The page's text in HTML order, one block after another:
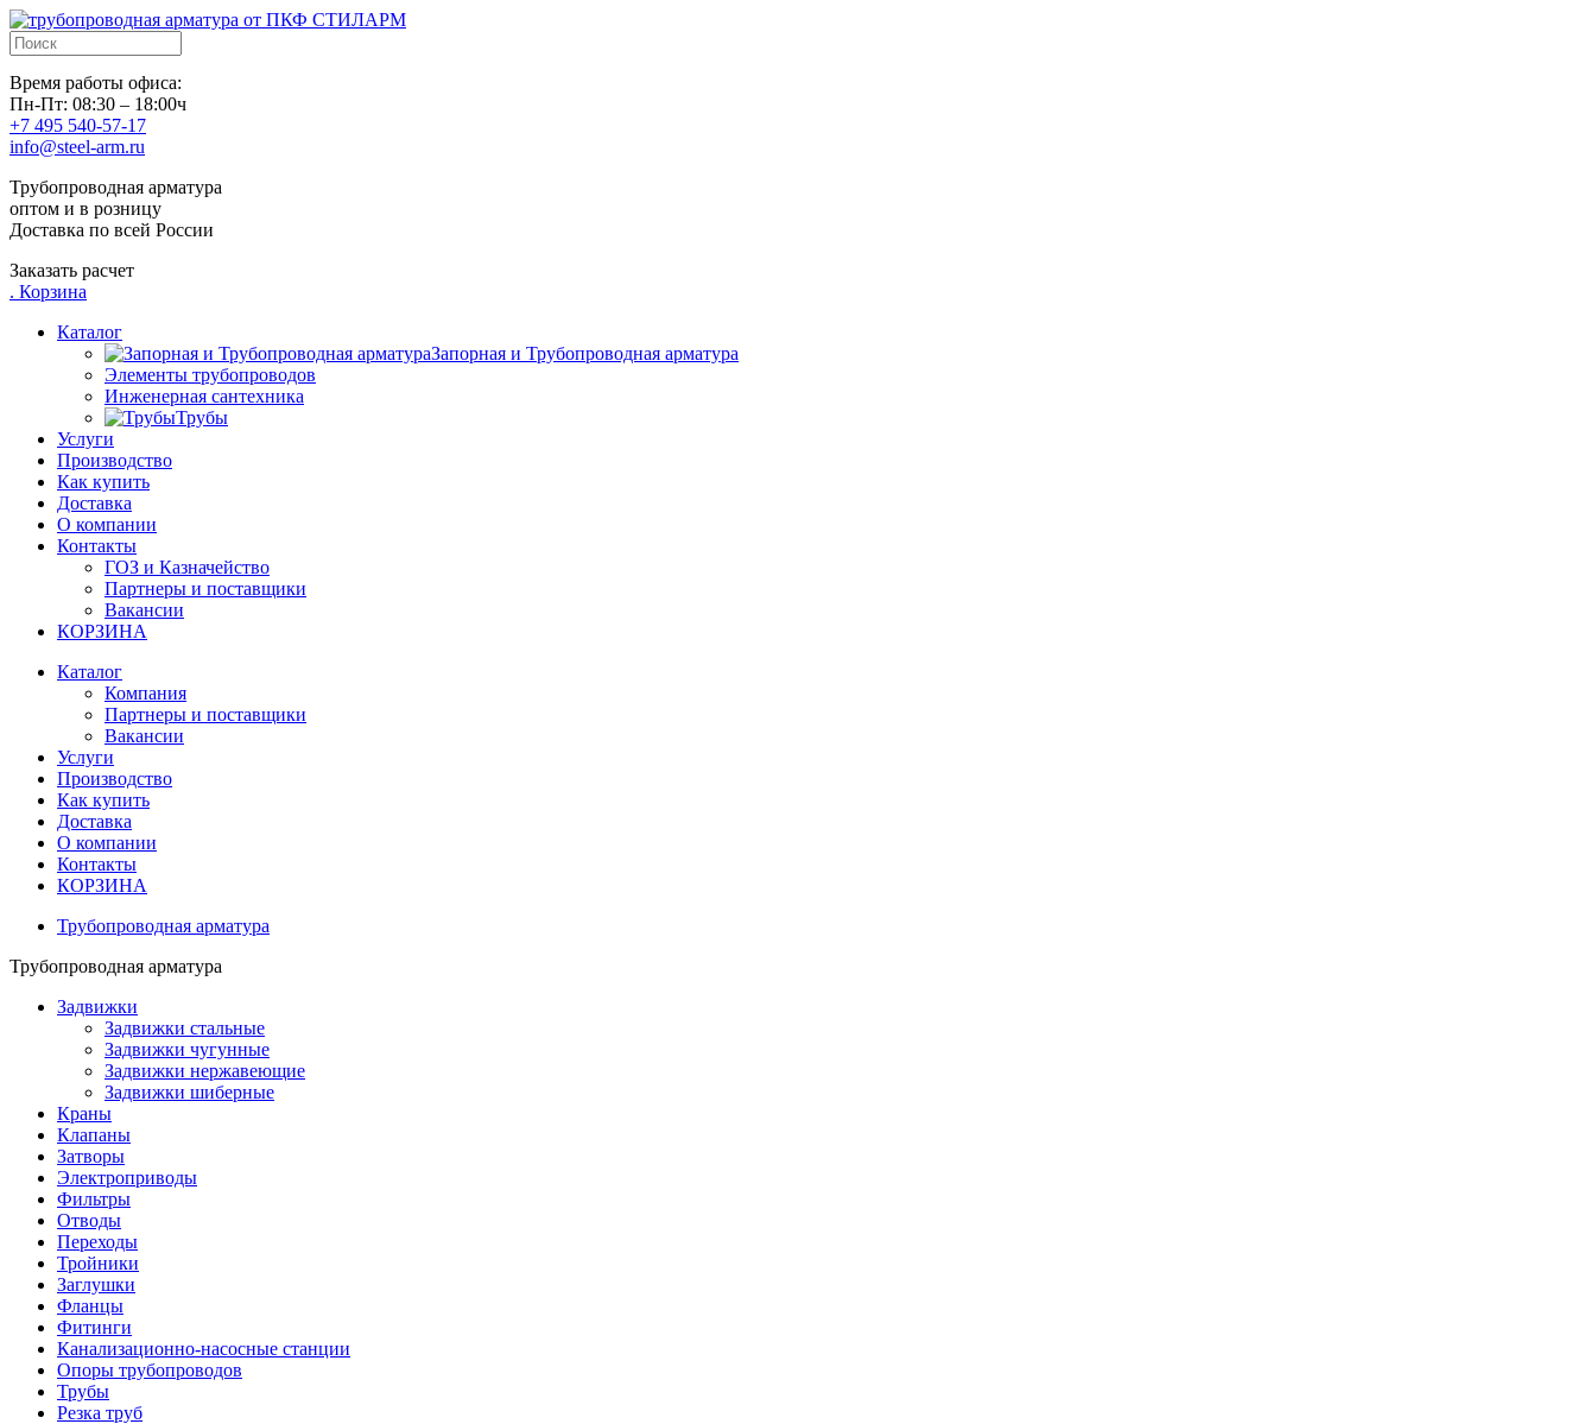
Время работы офиса:
Пн-Пт: 08:30 – 18:00ч
+7 495 540-57-17
info@steel-arm.ru
Трубопроводная арматура
оптом и в розницу
Доставка по всей России
Заказать расчет
. Корзина
Каталог
Запорная и Трубопроводная арматура
Элементы трубопроводов
Инженерная сантехника
Трубы
Услуги
Производство
Как купить
Доставка
О компании
Контакты
ГОЗ и Казначейство
Партнеры и поставщики
Вакансии
КОРЗИНА
Каталог
Компания
Партнеры и поставщики
Вакансии
Услуги
Производство
Как купить
Доставка
О компании
Контакты
КОРЗИНА
Трубопроводная арматура
Трубопроводная арматура
Задвижки
Задвижки стальные
Задвижки чугунные
Задвижки нержавеющие
Задвижки шиберные
Краны
Клапаны
Затворы
Электроприводы
Фильтры
Отводы
Переходы
Тройники
Заглушки
Фланцы
Фитинги
Канализационно-насосные станции
Опоры трубопроводов
Трубы
Резка труб